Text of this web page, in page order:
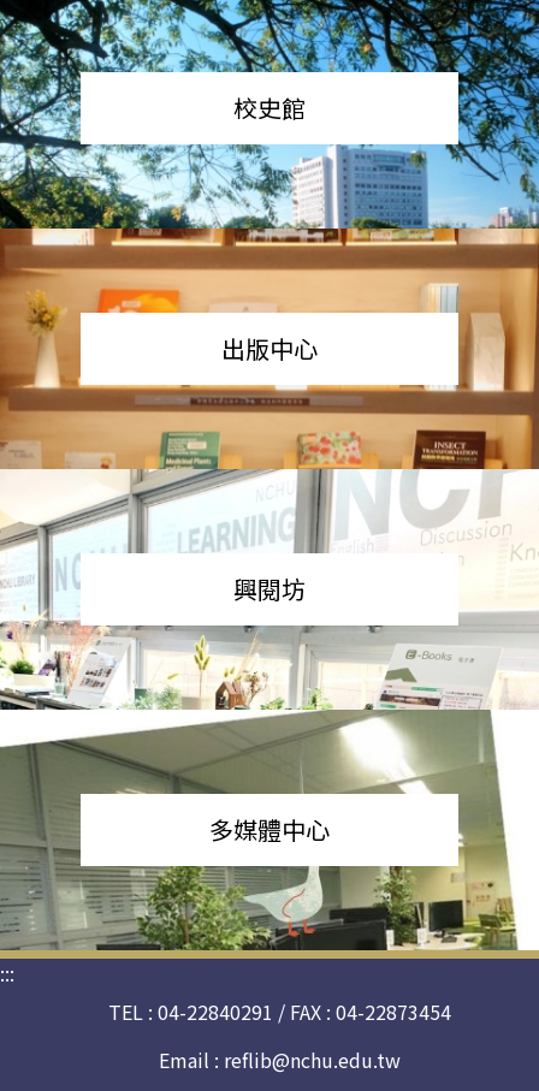
校史館
出版中心
興閱坊
多媒體中心
:::
TEL : 04-22840291 / FAX : 04-22873454
Email : reflib@nchu.edu.tw